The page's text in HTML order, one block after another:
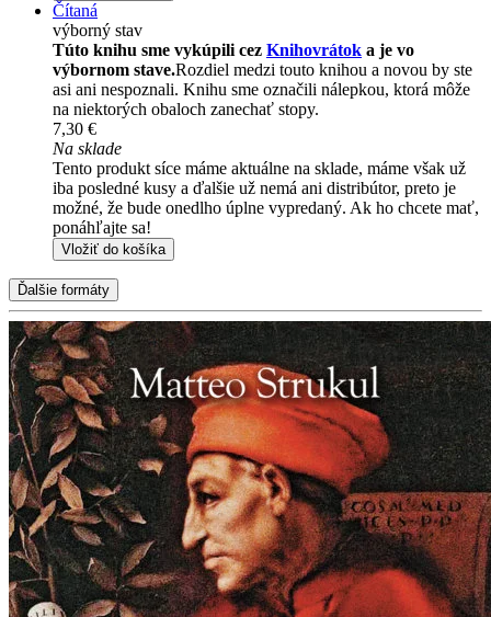
Čítaná
výborný stav
Túto knihu sme vykúpili cez Knihovrátok a je vo
výbornom stave.Rozdiel medzi touto knihou a novou by ste
asi ani nespoznali. Knihu sme označili nálepkou, ktorá môže
na niektorých obaloch zanechať stopy.
7,30 €
Na sklade
Tento produkt síce máme aktuálne na sklade, máme však už
iba posledné kusy a ďalšie už nemá ani distribútor, preto je
možné, že bude onedlho úplne vypredaný. Ak ho chcete mať,
ponáhľajte sa!
Vložiť do košíka
Ďalšie formáty